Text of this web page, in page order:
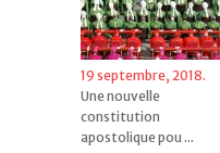
19 septembre, 2018.
Une nouvelle
constitution
apostolique pou ...